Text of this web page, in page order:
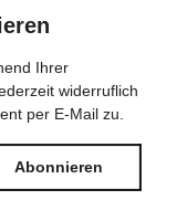
Ihrer
widerruflich
per E-Mail zu.
Abonnieren